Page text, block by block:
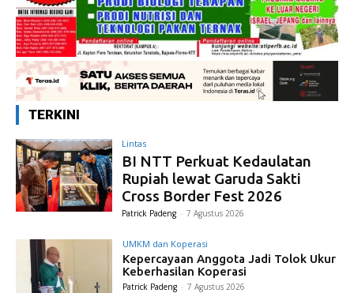
TERKINI
Lintas
BI NTT Perkuat Kedaulatan
Rupiah lewat Garuda Sakti
Cross Border Fest 2026
Patrick Padeng - 7 Agustus 2026
UMKM dan Koperasi
Kepercayaan Anggota Jadi Tolok Ukur
Keberhasilan Koperasi
Patrick Padeng - 7 Agustus 2026